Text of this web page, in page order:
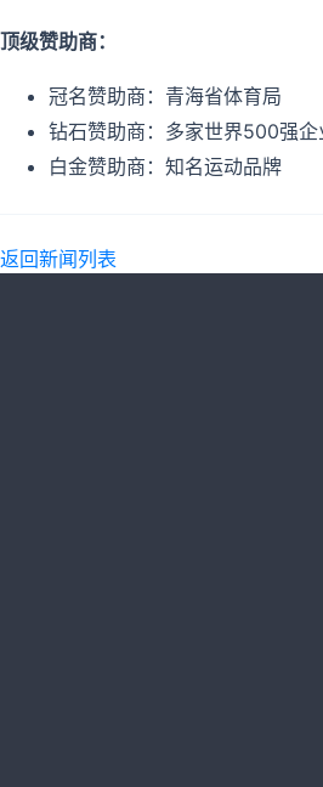
顶级赞助商：
冠名赞助商：青海省体育局
钻石赞助商：多家世界500强企
白金赞助商：知名运动品牌
返回新闻列表